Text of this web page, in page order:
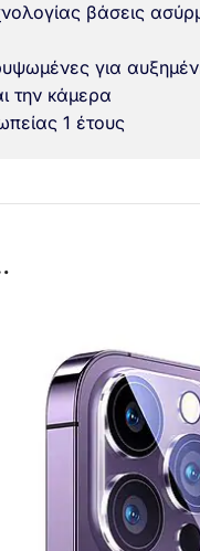
βάσεις
για
την κάμερα
1 έτους